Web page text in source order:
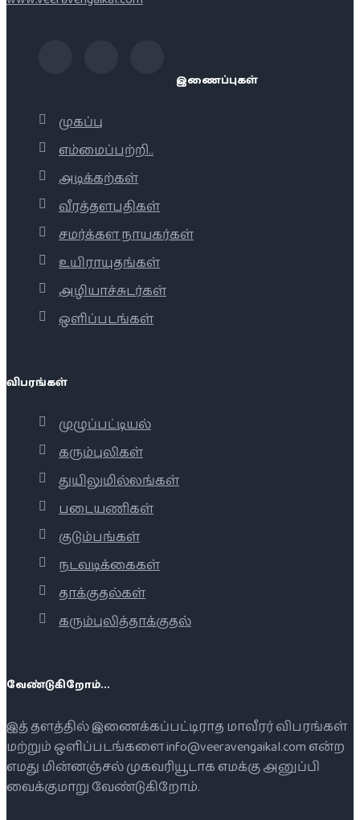
இணைப்புகள்
முகப்பு
எம்மைப்பற்றி..
அடிக்கற்கள்
வீரத்தளபதிகள்
சமர்க்கள நாயகர்கள்
உயிராயுதங்கள்
அழியாச்சுடர்கள்
ஒளிப்படங்கள்
விபரங்கள்
முழுப்பட்டியல்
கரும்புலிகள்
துயிலுமில்லங்கள்
படையணிகள்
குடும்பங்கள்
நடவடிக்கைகள்
தாக்குதல்கள்
கரும்புலித்தாக்குதல்
வேண்டுகிறோம்...
இத் தளத்தில் இணைக்கப்பட்டிராத மாவீரர் விபரங்கள்
மற்றும் ஒளிப்படங்களை info@veeravengaikal.com என்ற
எமது மின்னஞ்சல் முகவரியூடாக எமக்கு அனுப்பி
வைக்குமாறு வேண்டுகிறோம்.